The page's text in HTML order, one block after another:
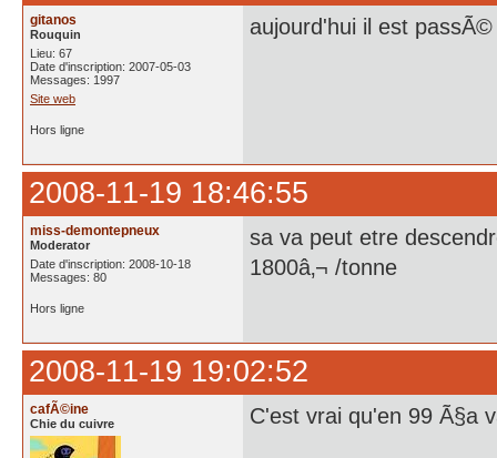
gitanos
Rouquin
Lieu: 67
Date d'inscription: 2007-05-03
Messages: 1997
Site web
aujourd'hui il est
Hors ligne
2008-11-19 18:46:55
miss-demontepneux
Moderator
Date d'inscription: 2008-10-18
Messages: 80
sa va peut etre
1800â‚¬ /tonne
Hors ligne
2008-11-19 19:02:52
cafÃ©ine
Chie du cuivre C'est vrai qu'en 99 Ã§a